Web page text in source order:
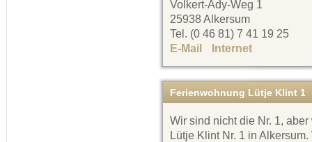
Volkert-Ady-Weg 1
25938 Alkersum
Tel. (0 46 81) 7 41 19 25
E-Mail
Internet
Ferienwohnung Lütje Klint 1
Wir sind nicht die Nr. 1,
Lütje Klint Nr. 1 in